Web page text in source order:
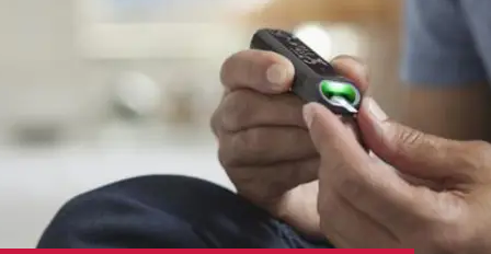
GRATIS DIABETESPRODUKTER
Blodsockerkollen